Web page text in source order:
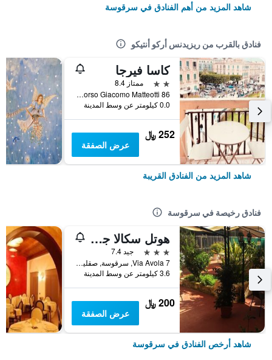
شاهد المزيد من أهم الفنادق في سرقوسة
فنادق بالقرب من ريزيدنس أركو أنتيكو
كاسا فيرجا
2 نجمتين
ممتاز 8.4
Corso Giacomo Matteotti 86, سرقوسة, صقلية, إيطاليا
0.0 كيلومتر عن وسط المدينة
252 ﷼
عرض الصفقة
شاهد المزيد من الفنادق القريبة
فنادق رخيصة في سرقوسة
هوتل سكالا جريسا
3 نجوم
جيد 7.4
Via Avola 7, سرقوسة, صقلية, إيطاليا
3.6 كيلومتر عن وسط المدينة
200 ﷼
عرض الصفقة
شاهد أرخص الفنادق في سرقوسة